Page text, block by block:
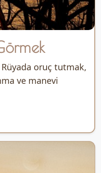
oruç tutmak,
ve manevi